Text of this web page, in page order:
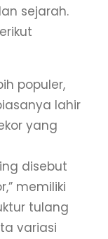
sejarah.
populer,
lahir
yang
disebut
memiliki
tulang
variasi